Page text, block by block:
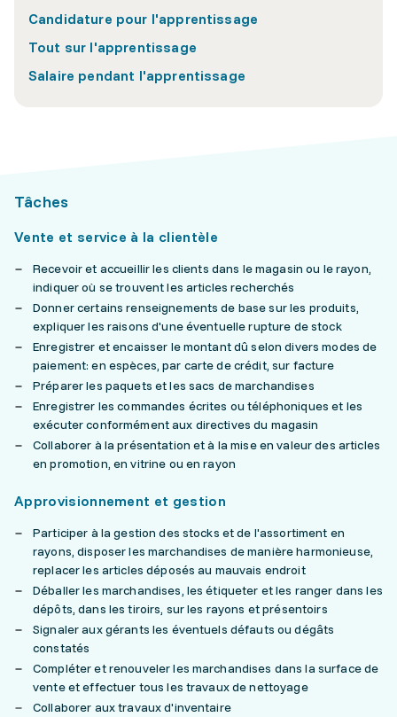
Candidature pour l'apprentissage
Tout sur l'apprentissage
Salaire pendant l'apprentissage
Tâches
Vente et service à la clientèle
Recevoir et accueillir les clients dans le magasin ou le rayon,
indiquer où se trouvent les articles recherchés
Donner certains renseignements de base sur les produits,
expliquer les raisons d'une éventuelle rupture de stock
Enregistrer et encaisser le montant dû selon divers modes de
paiement: en espèces, par carte de crédit, sur facture
Préparer les paquets et les sacs de marchandises
Enregistrer les commandes écrites ou téléphoniques et les
exécuter conformément aux directives du magasin
Collaborer à la présentation et à la mise en valeur des articles
en promotion, en vitrine ou en rayon
Approvisionnement et gestion
Participer à la gestion des stocks et de l'assortiment en
rayons, disposer les marchandises de manière harmonieuse,
replacer les articles déposés au mauvais endroit
Déballer les marchandises, les étiqueter et les ranger dans les
dépôts, dans les tiroirs, sur les rayons et présentoirs
Signaler aux gérants les éventuels défauts ou dégâts
constatés
Compléter et renouveler les marchandises dans la surface de
vente et effectuer tous les travaux de nettoyage
Collaborer aux travaux d'inventaire